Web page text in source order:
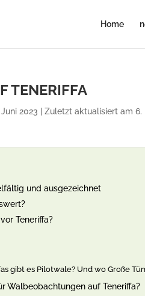
Home
TENERIFFA
2023 | Zuletzt aktualisiert am 6.
und ausgezeichnet
Teneriffa?
gibt es Pilotwale? Und wo Große
Walbeobachtungen auf Teneriffa?